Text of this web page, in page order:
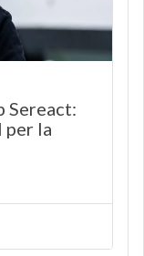
Sereact:
la